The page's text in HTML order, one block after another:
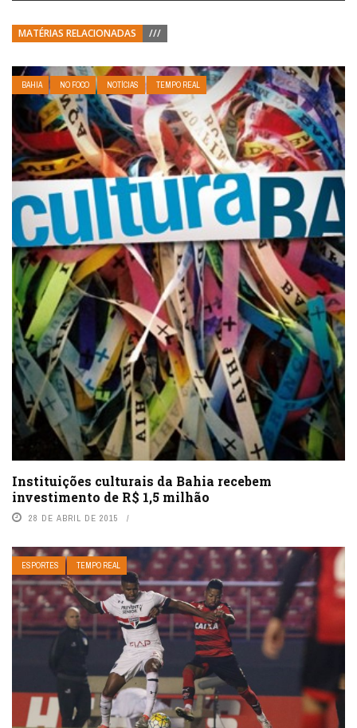
MATÉRIAS RELACIONADAS ///
BAHIA NO FOCO NOTÍCIAS TEMPO REAL
Instituições culturais da Bahia recebem
investimento de R$ 1,5 milhão
28 DE ABRIL DE 2015
ESPORTES TEMPO REAL